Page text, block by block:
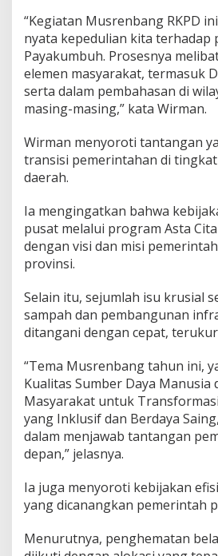
D
P
R
D
W
i
r
a
n
r
a
:
i
D
u
u
n
g
P
e
n
u
r
o
a
“Kegiatan Musrenbang RKPD
nyata kepedulian kita terhadap
Payakumbuh. Prosesnya
elemen masyarakat, termasuk
serta dalam pembahasan di
masing-masing,” kata Wirman.
Wirman menyoroti tantangan
transisi pemerintahan di
daerah.
Ia mengingatkan bahwa
pusat melalui program Asta
dengan visi dan misi
provinsi.
Selain itu, sejumlah isu krusial
sampah dan pembangunan
ditangani dengan cepat,
“Tema Musrenbang tahun ini,
Kualitas Sumber Daya Manusia
Masyarakat untuk
yang Inklusif dan Berdaya
dalam menjawab tantangan
depan,” jelasnya.
Ia juga menyoroti kebijakan
yang dicanangkan pemerintah
Menurutnya, penghematan